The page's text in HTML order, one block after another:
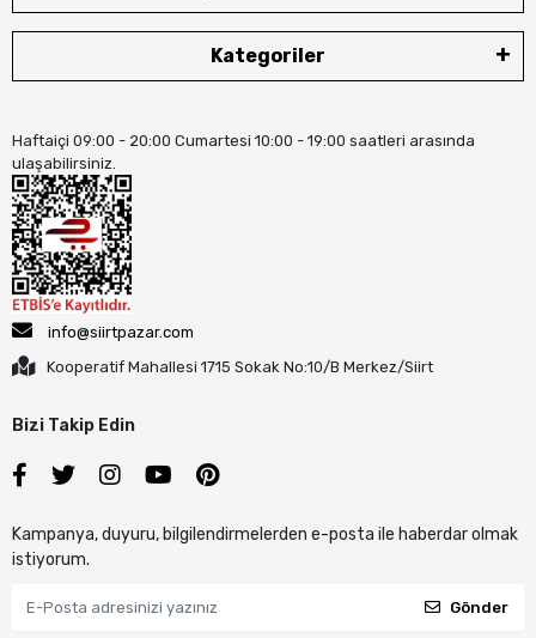
Kategoriler
Haftaiçi 09:00 - 20:00 Cumartesi 10:00 - 19:00 saatleri arasında
ulaşabilirsiniz.
info@siirtpazar.com
Kooperatif Mahallesi 1715 Sokak No:10/B Merkez/Siirt
Bizi Takip Edin
Kampanya, duyuru, bilgilendirmelerden e-posta ile haberdar olmak
istiyorum.
Gönder